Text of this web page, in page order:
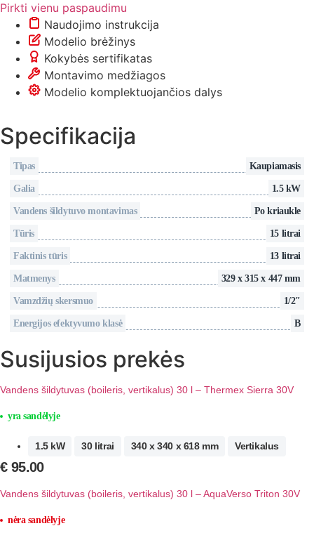
13
Thermex
Pirkti vienu paspaudimu
Naudojimo instrukcija
Modelio brėžinys
Kokybės sertifikatas
Montavimo medžiagos
Modelio komplektuojančios dalys
Specifikacija
Tipas Kaupiamasis
Galia 1.5 kW
Vandens šildytuvo montavimas Po kriaukle
Tūris 15 litrai
Faktinis tūris 13 litrai
Matmenys 329 x 315 x 447 mm
Vamzdžių skersmuo 1/2″
Energijos efektyvumo klasė В
Susijusios prekės
Vandens šildytuvas (boileris, vertikalus) 30 l – Thermex Sierra 30V
yra sandėlyje
1.5 kW 30 litrai 340 x 340 x 618 mm Vertikalus
€95.00
Vandens šildytuvas (boileris, vertikalus) 30 l – AquaVerso Triton 30V
nėra sandėlyje